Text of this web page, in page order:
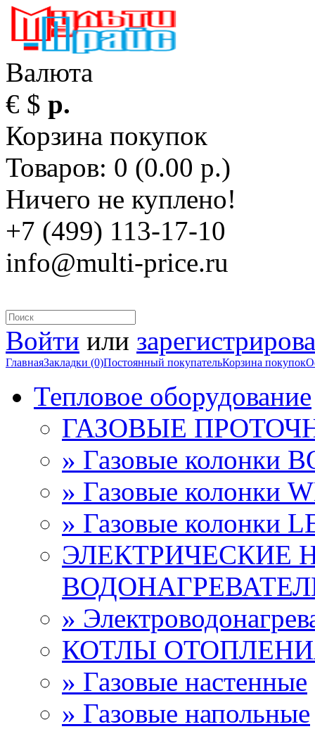
Валюта
€ $ р.
Корзина покупок
Товаров: 0 (0.00 р.)
Ничего не куплено!
+7 (499) 113-17-10
info@multi-price.ru
Войти или
ГлавнаяЗакладки (0)Постоянный покупательКорзина покупок
Тепловое оборудование
ГАЗОВЫЕ
» Газовые колонки
» Газовые колонки
» Газовые колонки
ЭЛЕКТРИЧЕСКИЕ
»
КОТЛЫ
» Газовые настенные
» Газовые напольные